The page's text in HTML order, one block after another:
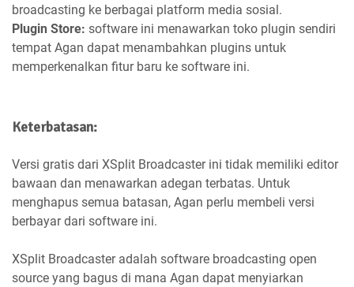
broadcasting ke berbagai platform media sosial.
Plugin Store: software ini menawarkan toko plugin sendiri
tempat Agan dapat menambahkan plugins untuk
memperkenalkan fitur baru ke software ini.
Keterbatasan:
Versi gratis dari XSplit Broadcaster ini tidak memiliki editor
bawaan dan menawarkan adegan terbatas. Untuk
menghapus semua batasan, Agan perlu membeli versi
berbayar dari software ini.
XSplit Broadcaster adalah software broadcasting open
source yang bagus di mana Agan dapat menyiarkan